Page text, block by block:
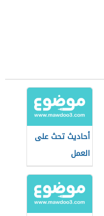
أحاديث تحث على
العمل